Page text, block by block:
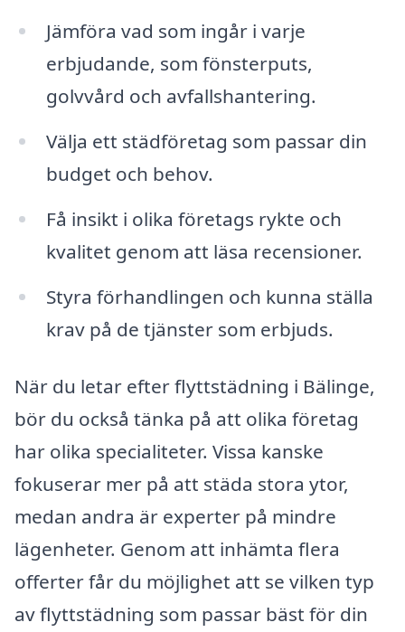
Jämföra vad som ingår i varje
erbjudande, som fönsterputs,
golvvård och avfallshantering.
Välja ett städföretag som passar din
budget och behov.
Få insikt i olika företags rykte och
kvalitet genom att läsa recensioner.
Styra förhandlingen och kunna ställa
krav på de tjänster som erbjuds.
När du letar efter flyttstädning i Bälinge,
bör du också tänka på att olika företag
har olika specialiteter. Vissa kanske
fokuserar mer på att städa stora ytor,
medan andra är experter på mindre
lägenheter. Genom att inhämta flera
offerter får du möjlighet att se vilken typ
av flyttstädning som passar bäst för din